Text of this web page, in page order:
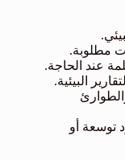
مطلوبة.
عند الحاجة.
البيئية.
توسعة أو